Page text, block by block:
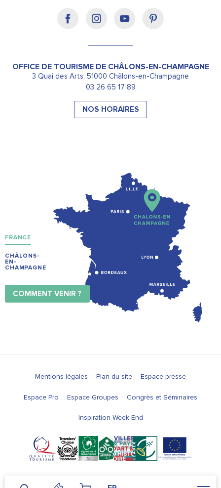
OFFICE DE TOURISME DE CHÂLONS-EN-CHAMPAGNE
3 Quai des Arts, 51000 Châlons-en-Champagne
03 26 65 17 89
NOS HORAIRES
FRANCE
CHÂLONS-
EN-
CHAMPAGNE
COMMENT VENIR ?
Mentions légales Plan du site Espace presse
Espace Pro Espace Groupes Congrès et Séminaires
Inspiration Week-End